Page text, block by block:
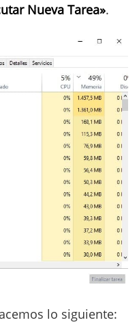
Nueva Tarea».
lo siguiente: